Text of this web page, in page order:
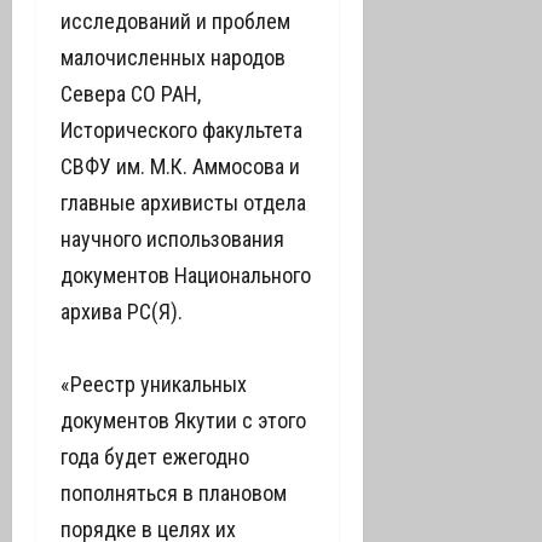
исследований и проблем
малочисленных народов
Севера СО РАН,
Исторического факультета
СВФУ им. М.К. Аммосова и
главные архивисты отдела
научного использования
документов Национального
архива РС(Я).
«Реестр уникальных
документов Якутии с этого
года будет ежегодно
пополняться в плановом
порядке в целях их